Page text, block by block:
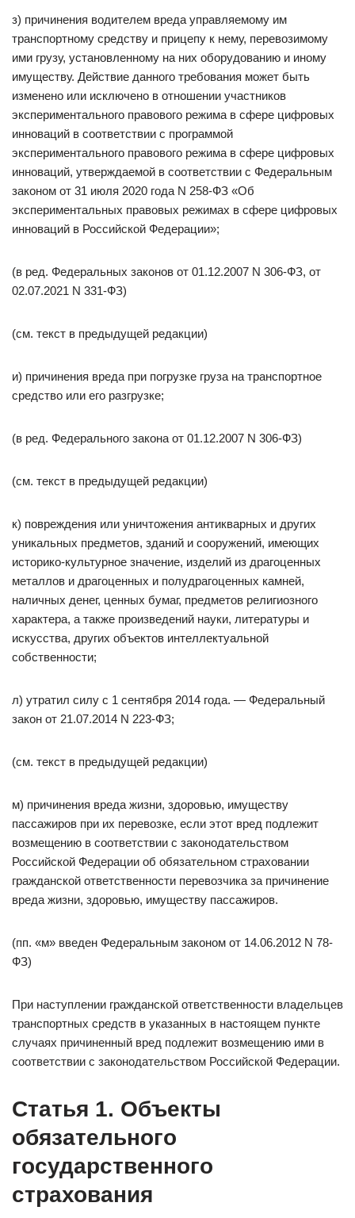
з) причинения водителем вреда управляемому им
транспортному средству и прицепу к нему, перевозимому
ими грузу, установленному на них оборудованию и иному
имуществу. Действие данного требования может быть
изменено или исключено в отношении участников
экспериментального правового режима в сфере цифровых
инноваций в соответствии с программой
экспериментального правового режима в сфере цифровых
инноваций, утверждаемой в соответствии с Федеральным
законом от 31 июля 2020 года N 258-ФЗ «Об
экспериментальных правовых режимах в сфере цифровых
инноваций в Российской Федерации»;
(в ред. Федеральных законов от 01.12.2007 N 306-ФЗ, от
02.07.2021 N 331-ФЗ)
(см. текст в предыдущей редакции)
и) причинения вреда при погрузке груза на транспортное
средство или его разгрузке;
(в ред. Федерального закона от 01.12.2007 N 306-ФЗ)
(см. текст в предыдущей редакции)
к) повреждения или уничтожения антикварных и других
уникальных предметов, зданий и сооружений, имеющих
историко-культурное значение, изделий из драгоценных
металлов и драгоценных и полудрагоценных камней,
наличных денег, ценных бумаг, предметов религиозного
характера, а также произведений науки, литературы и
искусства, других объектов интеллектуальной
собственности;
л) утратил силу с 1 сентября 2014 года. — Федеральный
закон от 21.07.2014 N 223-ФЗ;
(см. текст в предыдущей редакции)
м) причинения вреда жизни, здоровью, имуществу
пассажиров при их перевозке, если этот вред подлежит
возмещению в соответствии с законодательством
Российской Федерации об обязательном страховании
гражданской ответственности перевозчика за причинение
вреда жизни, здоровью, имуществу пассажиров.
(пп. «м» введен Федеральным законом от 14.06.2012 N 78-
ФЗ)
При наступлении гражданской ответственности владельцев
транспортных средств в указанных в настоящем пункте
случаях причиненный вред подлежит возмещению ими в
соответствии с законодательством Российской Федерации.
Статья 1. Объекты
обязательного
государственного
страхования